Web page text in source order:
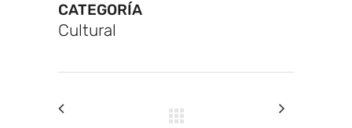
CATEGORÍA
Cultural